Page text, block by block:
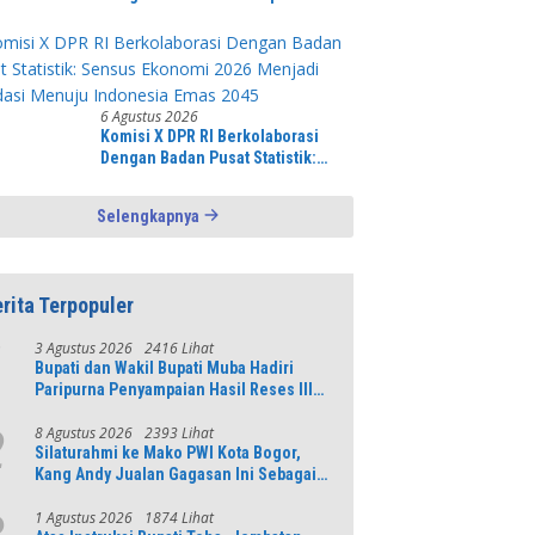
Penguasa Setempat Diduga Alergi
Wartawan
6 Agustus 2026
Komisi X DPR RI Berkolaborasi
Dengan Badan Pusat Statistik:
Pondasi Menuju Indonesia Emas
2045
Selengkapnya
Terpopuler
3 Agustus 2026 2416 Lihat
Bupati dan Wakil Bupati Muba Hadiri
Paripurna Penyampaian Hasil Reses III
8 Agustus 2026 2393 Lihat
Silaturahmi ke Mako PWI Kota Bogor,
Kang Andy Jualan Gagasan Ini Sebagai
1 Agustus 2026 1874 Lihat